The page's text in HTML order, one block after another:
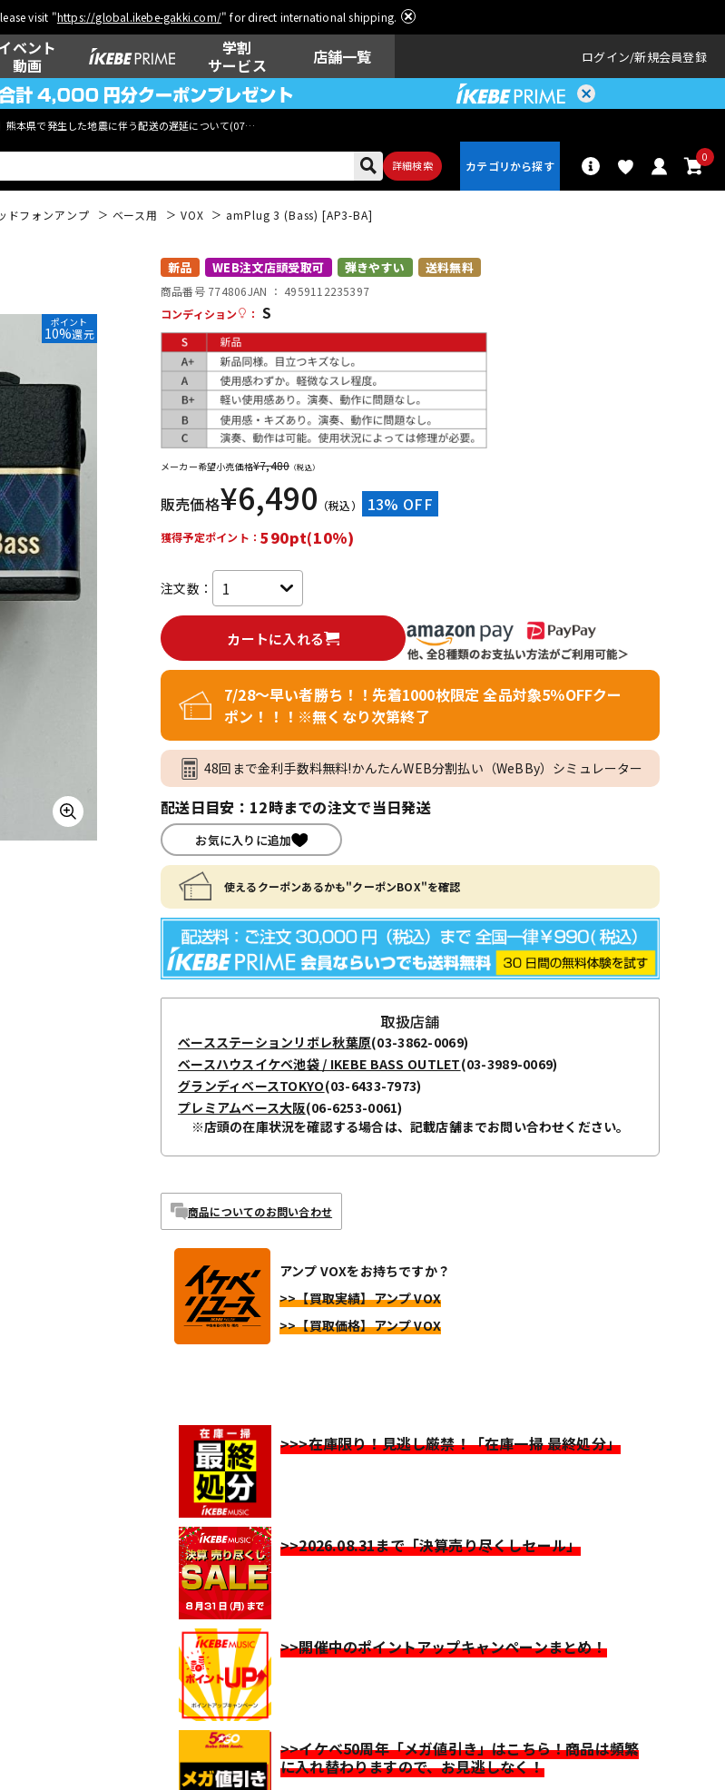
visit "https://global.ikebe-gakki.com/" for direct international shipping.
ベント
動画
学割
サービス
店舗一覧 ログイン 新規会員登録
熊本県で発生した地震に伴う配送の遅延について(07月29日
詳細検索
0
ウクレレ ドラム
管楽器 その他楽器
オンラ
ン納品
レコーディン
グ機器
配信/ライブ
機器
ドフォンアンプ ベース用 VOX amPlug 3 (Bass) [AP3-BA]
ポイント
10%還元
新品 WEB注文店頭受取可 弾きやすい 送料無料
商品番号 774806JAN ： 4959112235397
コンディション
： S
メーカー希望小売価格¥7,480 （税込）
販売価格¥6,490 （税込） 13% OFF
獲得予定ポイント： 590pt(10%)
注文数：
カートに入れる
7/28～早い者勝ち！！先着1000枚限定 全品対象5％OFFクー
ポン！！！※無くなり次第終了
48回まで金利手数料無料!かんたんWEB分割払い（WeBBy）シミュレーター
配送日目安：12時までの注文で当日発送
お気に入りに追加
使えるクーポンあるかも"クーポンBOX"を確認
取扱店舗
ベースステーションリボレ秋葉原(03-3862-0069)
ベースハウスイケベ池袋 / IKEBE BASS OUTLET(03-3989-0069)
グランディベースTOKYO(03-6433-7973)
プレミアムベース大阪(06-6253-0061)
※店頭の在庫状況を確認する場合は、記載店舗までお問い合わせください。
商品についてのお問い合わせ
アンプ VOXをお持ちですか？
>>【買取実績】アンプ VOX
>>【買取価格】アンプ VOX
>>>在庫限り！見逃し厳禁！「在庫一掃 最終処分」
>>2026.08.31まで「決算売り尽くしセール」
>>開催中のポイントアップキャンペーンまとめ！
>>イケベ50周年「メガ値引き」はこちら！商品は頻繁
に入れ替わりますので、お見逃しなく！